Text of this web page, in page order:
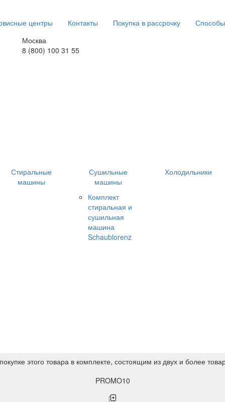
центры Контакты Покупка в рассрочку
Москва
8 (800) 100 31 55
Стиральные
машины
Сушильные
машины
Комплект
стиральная и
сушильная
машина
Schaublorenz
Холодильники
этого товара в комплекте, состоящим из двух и более
PROMO10